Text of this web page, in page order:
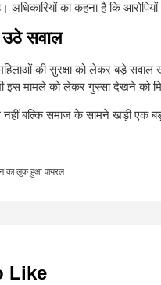
अधिकारियों का कहना है कि
उठे सवाल
की सुरक्षा को लेकर बड़े सवाल
इस मामले को लेकर गुस्सा देखने को
बल्कि समाज के सामने खड़ी एक
का लुक हुआ वायरल
Like